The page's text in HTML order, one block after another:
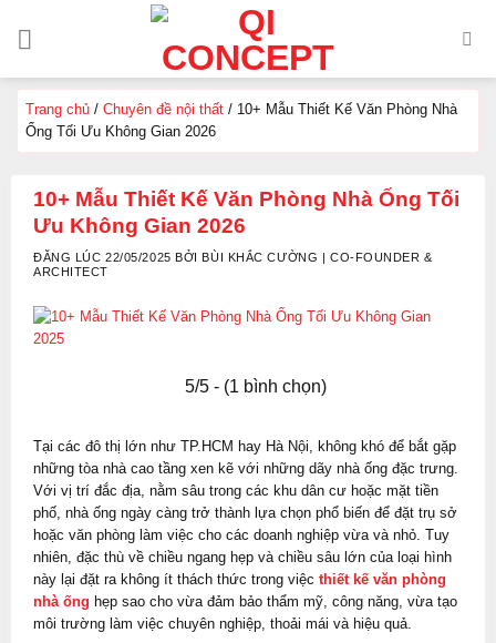
dung
Trang chủ / Chuyên đề nội thất / 10+ Mẫu Thiết Kế Văn Phòng Nhà
Ống Tối Ưu Không Gian 2026
10+ Mẫu Thiết Kế Văn Phòng Nhà Ống Tối
Ưu Không Gian 2026
ĐĂNG LÚC 22/05/2025 BỞI BÙI KHẮC CƯỜNG | CO-FOUNDER &
ARCHITECT
5/5 - (1 bình chọn)
Tại các đô thị lớn như TP.HCM hay Hà Nội, không khó để bắt gặp
những tòa nhà cao tầng xen kẽ với những dãy nhà ống đặc trưng.
Với vị trí đắc địa, nằm sâu trong các khu dân cư hoặc mặt tiền
phố, nhà ống ngày càng trở thành lựa chọn phổ biến để đặt trụ sở
hoặc văn phòng làm việc cho các doanh nghiệp vừa và nhỏ. Tuy
nhiên, đặc thù về chiều ngang hẹp và chiều sâu lớn của loại hình
này lại đặt ra không ít thách thức trong việc thiết kế văn phòng
nhà ống hẹp sao cho vừa đảm bảo thẩm mỹ, công năng, vừa tạo
môi trường làm việc chuyên nghiệp, thoải mái và hiệu quả.